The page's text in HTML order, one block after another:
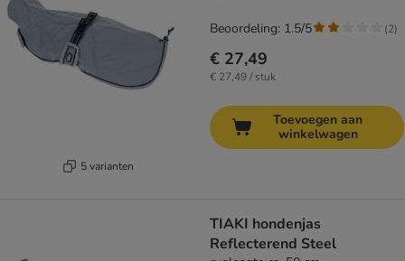
5 varianten
€ 27,49
€ 27,49 / stuk
Beoordeling: 1.5/5 (2)
Toevoegen aan
winkelwagen
TIAKI hondenjas
Reflecterend Steel